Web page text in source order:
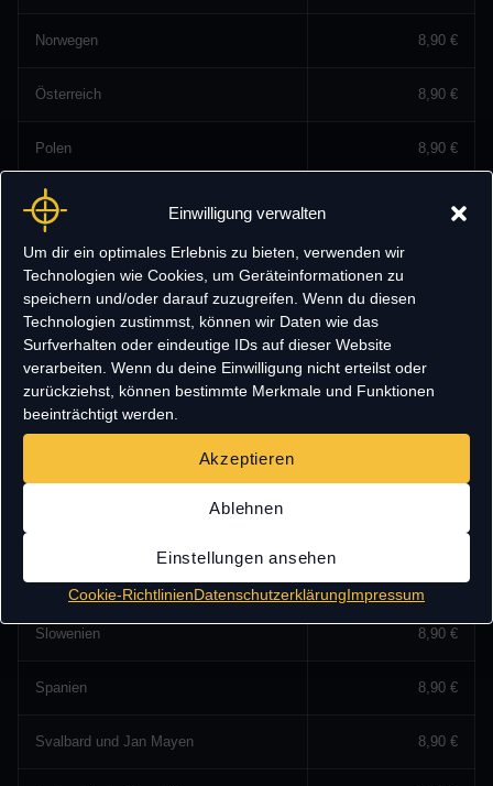
Einwilligung verwalten
Um dir ein optimales Erlebnis zu bieten, verwenden wir
Technologien wie Cookies, um Geräteinformationen zu
speichern und/oder darauf zuzugreifen. Wenn du diesen
Technologien zustimmst, können wir Daten wie das
Surfverhalten oder eindeutige IDs auf dieser Website
verarbeiten. Wenn du deine Einwilligung nicht erteilst oder
zurückziehst, können bestimmte Merkmale und Funktionen
beeinträchtigt werden.
Akzeptieren
Ablehnen
Einstellungen ansehen
Cookie-RichtlinienDatenschutzerklärungImpressum
Norwegen 8,90 €
Österreich 8,90 €
Polen 8,90 €
Portugal
Republik Moldau
San Marino 8,90 €
Schweden
Slowakei 8,90 €
Slowenien 8,90 €
Spanien 8,90 €
Svalbard und Jan Mayen 8,90 €